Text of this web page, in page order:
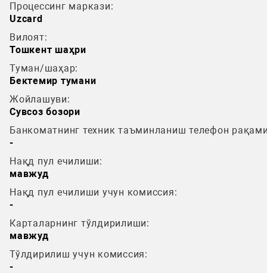
Процессинг маркази:
Uzcard
Вилоят:
Тошкент шаҳри
Туман/шаҳар:
Бектемир тумани
Жойлашуви:
Сувсоз бозори
Банкоматнинг техник таъминланиш телефон
-
Нақд пул ечилиши:
мавжуд
Нақд пул ечилиши учун комиссия:
-
Карталарнинг тўлдирилиши:
мавжуд
Тўлдирилиш учун комиссия:
-